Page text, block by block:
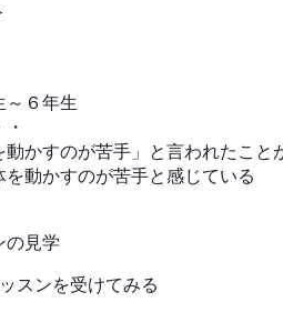
～６年生
動かすのが苦手」と言われたこと
を動かすのが苦手と感じている
の見学
スンを受けてみる